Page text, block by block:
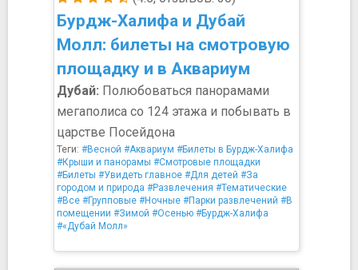
Бурдж-Халифа и Дубай
Молл: билеты на смотровую
площадку и в Аквариум
Дубай: Полюбоваться панорамами
мегаполиса со 124 этажа и побывать в
царстве Посейдона
Теги: #Весной #Аквариум #Билеты в Бурдж-Халифа
#Крыши и панорамы #Смотровые площадки
#Билеты #Увидеть главное #Для детей #За
городом и природа #Развлечения #Тематические
#Все #Групповые #Ночные #Парки развлечений #В
помещении #Зимой #Осенью #Бурдж-Халифа
#«Дубай Молл»